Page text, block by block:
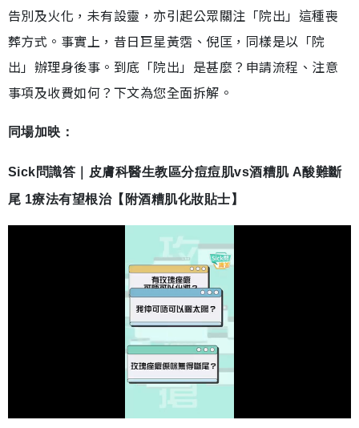
告別及火化，未有設靈，亦引起公眾關注「院出」這種喪
葬方式。事實上，昔日巨星黃霑、倪匡，同樣是以「院
出」辦理身後事。到底「院出」是甚麼？申請流程、注意
事項及收費如何？下文為您全面拆解。
同場加映：
Sick問識答｜皮膚科醫生教區分痘痘肌vs酒糟肌 A酸難斷
尾 1療法有望根治【附酒糟肌化妝貼士】
啟